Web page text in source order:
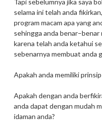
Tapi sebelumnya jika saya
selama ini telah anda
program macam apa yang
sehingga anda
karena telah anda ketahui
sebenarnya membuat anda
Apakah anda memiliki
Apakah dengan anda
anda dapat dengan mudah
idaman anda?